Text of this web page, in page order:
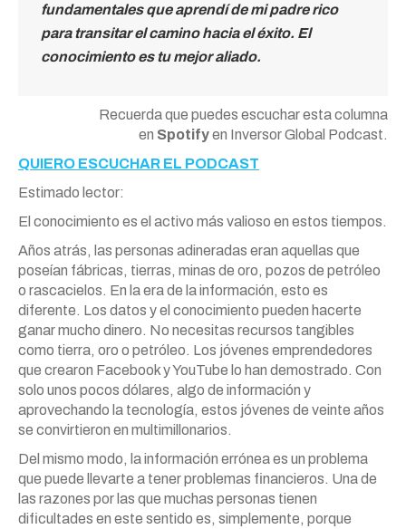
fundamentales que aprendí de mi padre rico
para transitar el camino hacia el éxito. El
conocimiento es tu mejor aliado.
Recuerda que puedes escuchar esta columna
en Spotifyen Inversor Global Podcast.
QUIERO ESCUCHAR EL PODCAST
Estimado lector:
El conocimiento es el activo más valioso en estos tiempos.
Años atrás, las personas adineradas eran aquellas que
poseían fábricas, tierras, minas de oro, pozos de petróleo
o rascacielos. En la era de la información, esto es
diferente. Los datos y el conocimiento pueden hacerte
ganar mucho dinero. No necesitas recursos tangibles
como tierra, oro o petróleo. Los jóvenes emprendedores
que crearon Facebook y YouTube lo han demostrado. Con
solo unos pocos dólares, algo de información y
aprovechando la tecnología, estos jóvenes de veinte años
se convirtieron en multimillonarios.
Del mismo modo, la información errónea es un problema
que puede llevarte a tener problemas financieros. Una de
las razones por las que muchas personas tienen
dificultades en este sentido es, simplemente, porque